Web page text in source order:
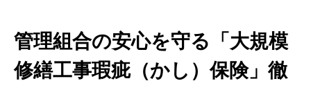
管理組合の安心を守る「大規模
修繕工事瑕疵（かし）保険」徹